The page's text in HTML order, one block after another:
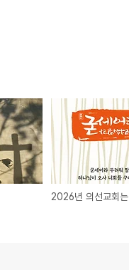
2026년 의선교회는